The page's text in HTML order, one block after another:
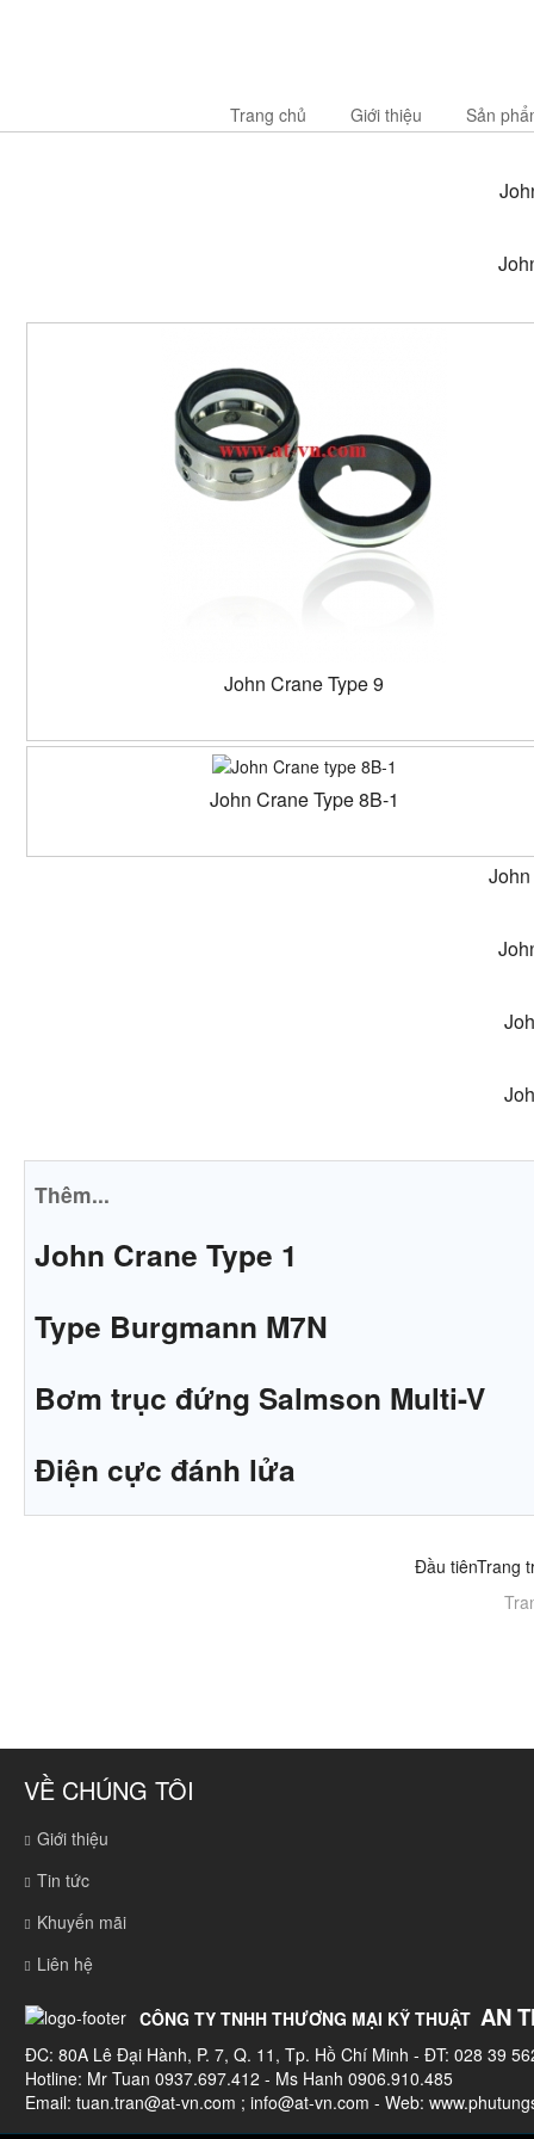
Trang chủ Giới thiệu Sản
John Crane Type 9
John Crane Type 8B-1
Thêm...
John Crane Type 1
Type Burgmann M7N
Bơm trục đứng Salmson Multi-V
Điện cực đánh lửa
Đầu tiênTrang
VỀ CHÚNG TÔI
Giới thiệu
Tin tức
Khuyến mãi
Liên hệ
CÔNG TY TNHH THƯƠNG MẠI KỸ THUẬT AN
ĐC: 80A Lê Đại Hành, P. 7, Q. 11, Tp. Hồ Chí Minh - ĐT: 028 39
Hotline: Mr Tuan 0937.697.412 - Ms Hanh 0906.910.485
Email: tuan.tran@at-vn.com ; info@at-vn.com - Web: